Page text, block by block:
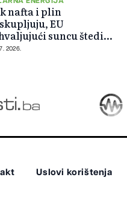
nafta i plin
EU
suncu štedi
2026.
Uslovi korištenja